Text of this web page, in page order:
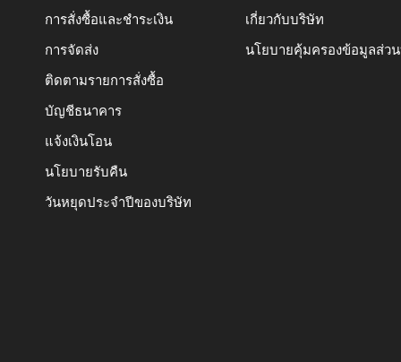
การสั่งซื้อและชำระเงิน
การจัดส่ง
ติดตามรายการสั่งซื้อ
บัญชีธนาคาร
แจ้งเงินโอน
นโยบายรับคืน
วันหยุดประจำปีของบริษัท
เกี่ยวกับบริษัท
นโยบายคุ้มครองข้อมูลส่ว